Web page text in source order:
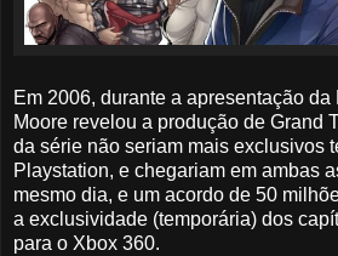
Em 2006, durante a apresentação
Moore revelou a produção de Grand
da série não seriam mais exclusivos
Playstation, e chegariam em ambas
mesmo dia, e um acordo de 50
a exclusividade (temporária) dos
para o Xbox 360.